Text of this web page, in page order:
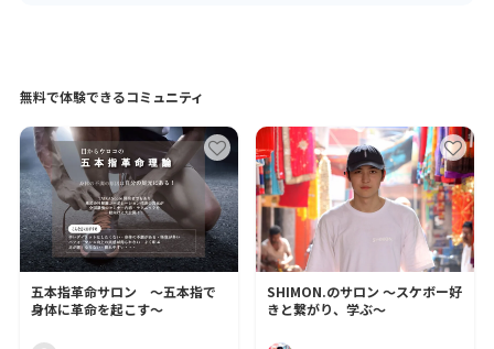
無料で体験できるコミュニティ
五本指革命サロン 〜五本指で
身体に革命を起こす〜
SHIMON.のサロン 〜スケボー好
きと繋がり、学ぶ〜